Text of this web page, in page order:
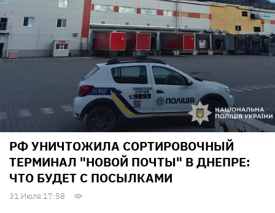
РФ УНИЧТОЖИЛА СОРТИРОВОЧНЫЙ
ТЕРМИНАЛ "НОВОЙ ПОЧТЫ" В ДНЕПРЕ:
ЧТО БУДЕТ С ПОСЫЛКАМИ
31 Июля 17:58